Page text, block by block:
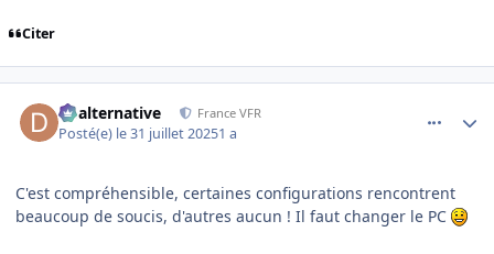
Citer
dbalternative France VFR
Posté(e) le 31 juillet 20251 a
C'est compréhensible, certaines configurations rencontrent
beaucoup de soucis, d'autres aucun ! Il faut changer le PC